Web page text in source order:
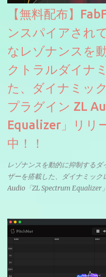
【無料配布】
ンスパイアされ
なレゾナンスを
クトラルダイナ
た、ダイナミッ
プラグイン ZL
Equalizer」リリ
中！！
レゾナンスを動的に抑制する
ザーを搭載した、ダイナミッ
Audio「ZL Spectrum Equalizer